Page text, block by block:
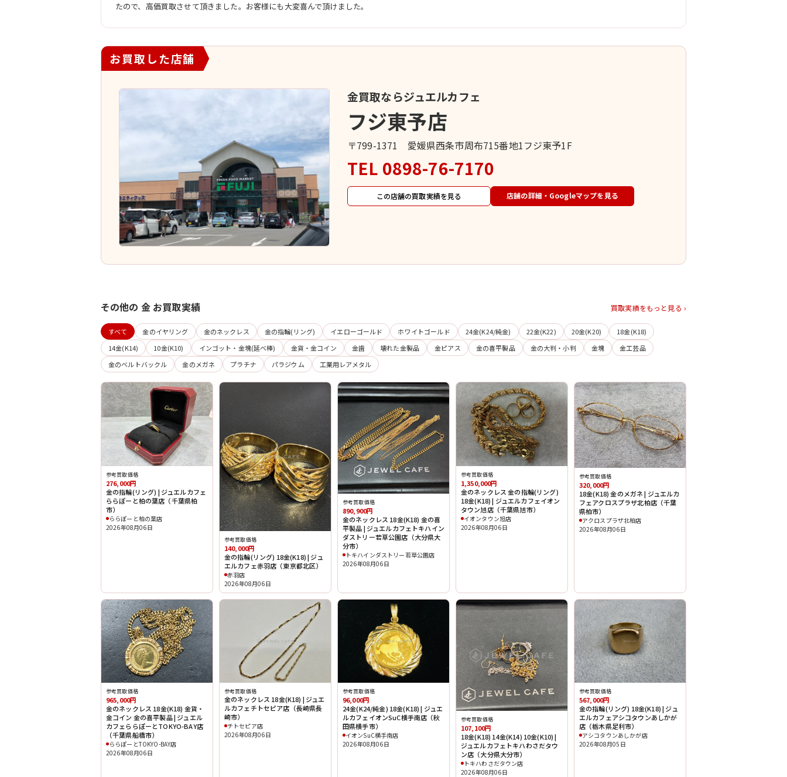
たので、高価買取させて頂きました。お客様にも大変喜んで頂けました。
お買取した店舗
金買取ならジュエルカフェ
フジ東予店
〒799-1371 愛媛県西条市周布715番地1フジ東予1F
TEL 0898-76-7170
この店舗の買取実績を見る 店舗の詳細・Googleマップを見る
その他の 金 お買取実績 買取実績をもっと見る ›
すべて 金のイヤリング 金のネックレス 金の指輪(リング) イエローゴールド ホワイトゴールド 24金(K24/純金) 22金(K22) 20金(K20)
18金(K18)
14金(K14)
10金(K10) インゴット・金塊(延べ棒) 金貨・金コイン 金歯 壊れた金製品 金ピアス 金の喜平製品 金の大判・小判 金塊
金工芸品
金のベルトバックル
金のメガネ プラチナ パラジウム 工業用レアメタル
参考買取価格
276,000円
金の指輪(リング) | ジュエルカフェ
ららぽーと柏の葉店（千葉県柏
市）
ららぽーと柏の葉店
2026年08月06日
参考買取価格
140,000円
金の指輪(リング) 18金(K18) | ジュ
エルカフェ赤羽店（東京都北区）
赤羽店
2026年08月06日
参考買取価格
890,900円
金のネックレス 18金(K18) 金の喜
平製品 | ジュエルカフェトキハイン
ダストリー若草公園店（大分県大
分市）
トキハインダストリー若草公園店
2026年08月06日
参考買取価格
1,350,000円
金のネックレス 金の指輪(リング)
18金(K18) | ジュエルカフェイオン
タウン旭店（千葉県旭市）
イオンタウン旭店
2026年08月06日
参考買取価格
320,000円
18金(K18) 金のメガネ | ジュエルカ
フェアクロスプラザ北柏店（千葉
県柏市）
アクロスプラザ北柏店
2026年08月06日
参考買取価格
965,000円
金のネックレス 18金(K18) 金貨・
金コイン 金の喜平製品 | ジュエル
カフェららぽーとTOKYO-BAY店
（千葉県船橋市）
ららぽーとTOKYO-BAY店
2026年08月06日
参考買取価格
金のネックレス 18金(K18) | ジュエ
ルカフェチトセピア店（長崎県長
崎市）
チトセピア店
2026年08月06日
参考買取価格
96,000円
24金(K24/純金) 18金(K18) | ジュエ
ルカフェイオンSuC横手南店（秋
田県横手市）
イオンSuC横手南店
2026年08月06日
参考買取価格
107,100円
18金(K18) 14金(K14) 10金(K10) |
ジュエルカフェトキハわさだタウ
ン店（大分県大分市）
トキハわさだタウン店
2026年08月06日
参考買取価格
567,000円
金の指輪(リング) 18金(K18) | ジュ
エルカフェアシコタウンあしかが
店（栃木県足利市）
アシコタウンあしかが店
2026年08月05日